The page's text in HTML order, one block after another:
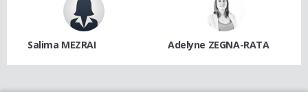
Salima MEZRAI Adelyne ZEGNA-RATA